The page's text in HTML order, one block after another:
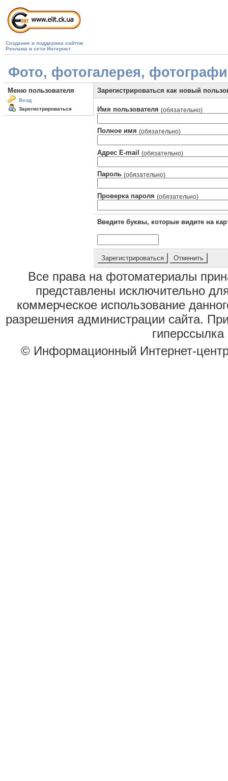
Создание и поддержка сайтов
Реклама в сети Интернет
Фото, фотогалерея,
Меню пользователя
Вход
Зарегистрироваться
Зарегистрироваться как новый
Имя пользователя (обязательно)
Полное имя (обязательно)
Адрес E-mail (обязательно)
Пароль (обязательно)
Проверка пароля (обязательно)
Введите буквы, которые видите на
Все права на фотоматериалы
представлены исключительно
коммерческое использование
разрешения администрации сайта.
гиперссылка
© Информационный Интернет-